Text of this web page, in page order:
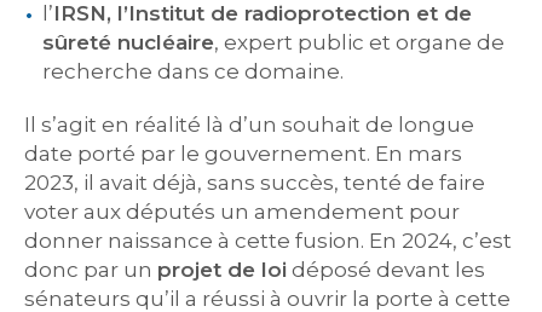
l’IRSN, l’Institut de radioprotection et de
sûreté nucléaire, expert public et organe de
recherche dans ce domaine.
Il s’agit en réalité là d’un souhait de longue
date porté par le gouvernement. En mars
2023, il avait déjà, sans succès, tenté de faire
voter aux députés un amendement pour
donner naissance à cette fusion. En 2024, c’est
donc par un projet de loi déposé devant les
sénateurs qu’il a réussi à ouvrir la porte à cette